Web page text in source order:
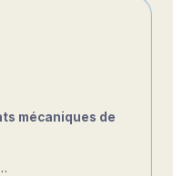
mécaniques de